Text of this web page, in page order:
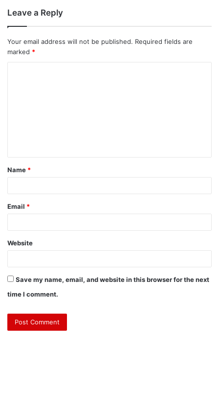
Leave a Reply
Your email address will not be published. Required fields are
marked *
Name *
Email *
Website
Save my name, email, and website in this browser for the next
time I comment.